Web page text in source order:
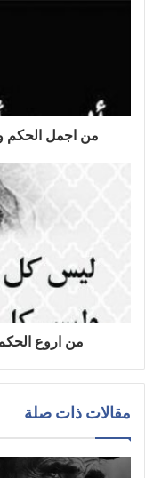
من اجمل الحكم
من اروع
مقالات ذات صلة